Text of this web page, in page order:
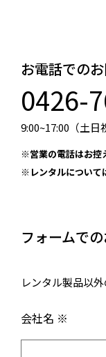
お電話での
0426-
9:00~17:00（土日
※営業の電話はお控
※レンタルについて
フォームで
レンタル製品以
会社名 ※